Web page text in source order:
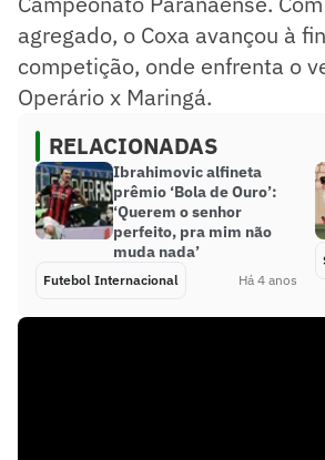
agregado, o Coxa avançou à
competição, onde enfrenta o
Operário x Maringá.
RELACIONADAS
Ibrahimovic alfineta
prêmio ‘Bola de Ouro’:
‘Querem o senhor
perfeito, pra mim não
muda nada’
Futebol Internacional Há 4 anos